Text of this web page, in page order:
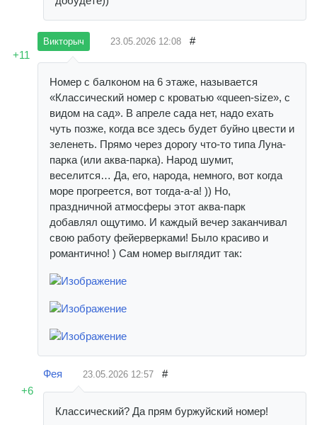
+11
Викторыч 23.05.2026 12:08 #
Номер с балконом на 6 этаже, называется
«Классический номер с кроватью «queen-size», с
видом на сад». В апреле сада нет, надо ехать
чуть позже, когда все здесь будет буйно цвести и
зеленеть. Прямо через дорогу что-то типа Луна-
парка (или аква-парка). Народ шумит,
веселится… Да, его, народа, немного, вот когда
море прогреется, вот тогда-а-а! )) Но,
праздничной атмосферы этот аква-парк
добавлял ощутимо. И каждый вечер заканчивал
свою работу фейерверками! Было красиво и
романтично! ) Сам номер выглядит так:
+6
Фея 23.05.2026 12:57 #
Классический? Да прям буржуйский номер!